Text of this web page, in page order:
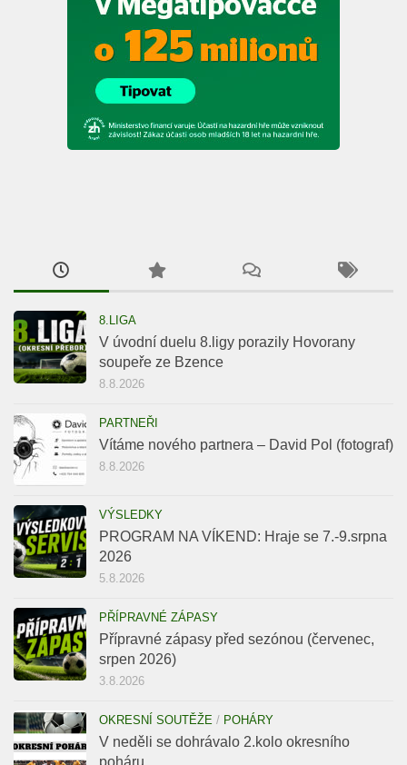
8.LIGA
V úvodní duelu 8.ligy porazily Hovorany
soupeře ze Bzence
8.8.2026
PARTNEŘI
Vítáme nového partnera – David Pol (fotograf)
8.8.2026
VÝSLEDKY
PROGRAM NA VÍKEND: Hraje se 7.-9.srpna
2026
5.8.2026
PŘÍPRAVNÉ ZÁPASY
Přípravné zápasy před sezónou (červenec,
srpen 2026)
3.8.2026
OKRESNÍ SOUTĚŽE / POHÁRY
V neděli se dohrávalo 2.kolo okresního
poháru